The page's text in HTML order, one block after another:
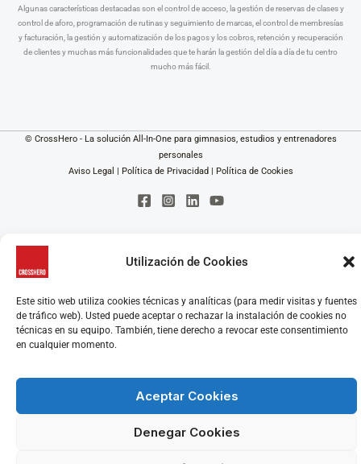
Utilización de Cookies
Este sitio web utiliza cookies técnicas y analíticas (para medir visitas y fuentes
de tráfico web). Usted puede aceptar o rechazar la instalación de cookies no
técnicas en su equipo. También, tiene derecho a revocar este consentimiento
en cualquier momento.
Aceptar Cookies
Denegar Cookies
Algunas características destacadas son el control de acceso, la gestión de reservas de clases y
control de aforo, programación de rutinas y seguimiento de marcas, el control de membresías
y facturación, la gestión y automatización de los pagos y los cobros, retención y recuperación
de clientes y muchas más funcionalidades que te harán la gestión del día a día de tu centro
mucho más fácil.
© CrossHero - La solución All-In-One para gimnasios, estudios y entrenadores
personales
Aviso Legal
Política de Privacidad Política de Cookies